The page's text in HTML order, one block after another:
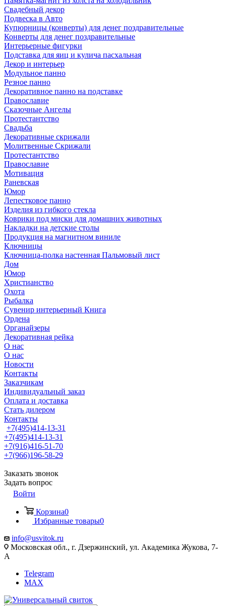
Свадебный декор
Подвеска в Авто
Купюрницы (конверты) для денег поздравительные
Конверты для денег поздравительные
Интерьерные фигурки
Подставка для яиц и кулича пасхальная
Декор и интерьер
Модульное панно
Резное панно
Декоративное панно на подставке
Православие
Сказочные Ангелы
Протестантство
Свадьба
Декоративные скрижали
Молитвенные Скрижали
Протестантство
Православие
Мотивация
Раневская
Юмор
Лепестковое панно
Изделия из гибкого стекла
Коврики под миски для домашних животных
Накладки на детские столы
Продукция на магнитном виниле
Ключницы
Ключница-полка настенная Пальмовый лист
Дом
Юмор
Христианство
Охота
Рыбалка
Сувенир интерьерный Книга
Ордена
Органайзеры
Декоративная рейка
О нас
О нас
Новости
Контакты
Заказчикам
Индивидуальный заказ
Оплата и доставка
Стать дилером
Контакты
+7(495)414-13-31
+7(495)414-13-31
+7(916)416-51-70
+7(966)196-58-29
Заказать звонок
Задать вопрос
Войти
Корзина0
Избранные товары0
info@usvitok.ru
Московская обл., г. Дзержинский, ул. Академика Жукова, 7-
А
Telegram
MAX